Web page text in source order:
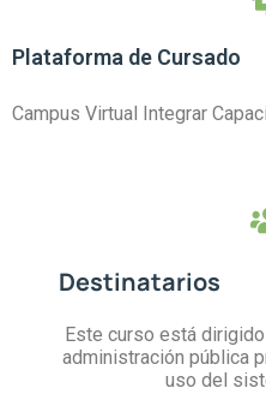
Plataforma de Cursado
Campus Virtual Integrar
Destinatarios
Este curso está
administración pública
uso del